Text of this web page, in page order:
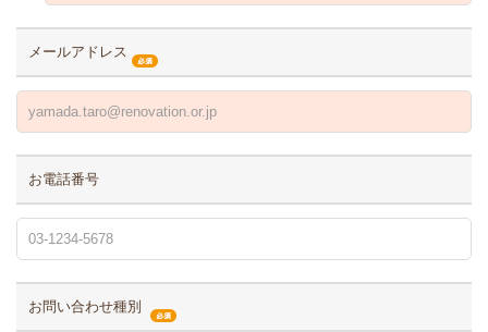
メールアドレス
お電話番号
お問い合わせ種別